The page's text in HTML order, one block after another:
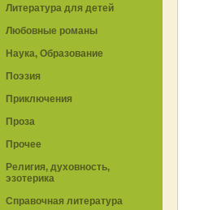
Литература для детей
Любовные романы
Наука, Образование
Поэзия
Приключения
Проза
Прочее
Религия, духовность,
эзотерика
Справочная литература